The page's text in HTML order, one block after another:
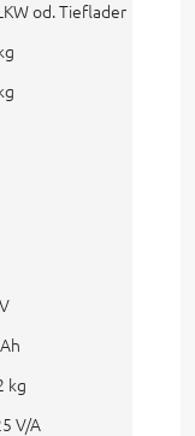
od. Tieflader
kg
V/A